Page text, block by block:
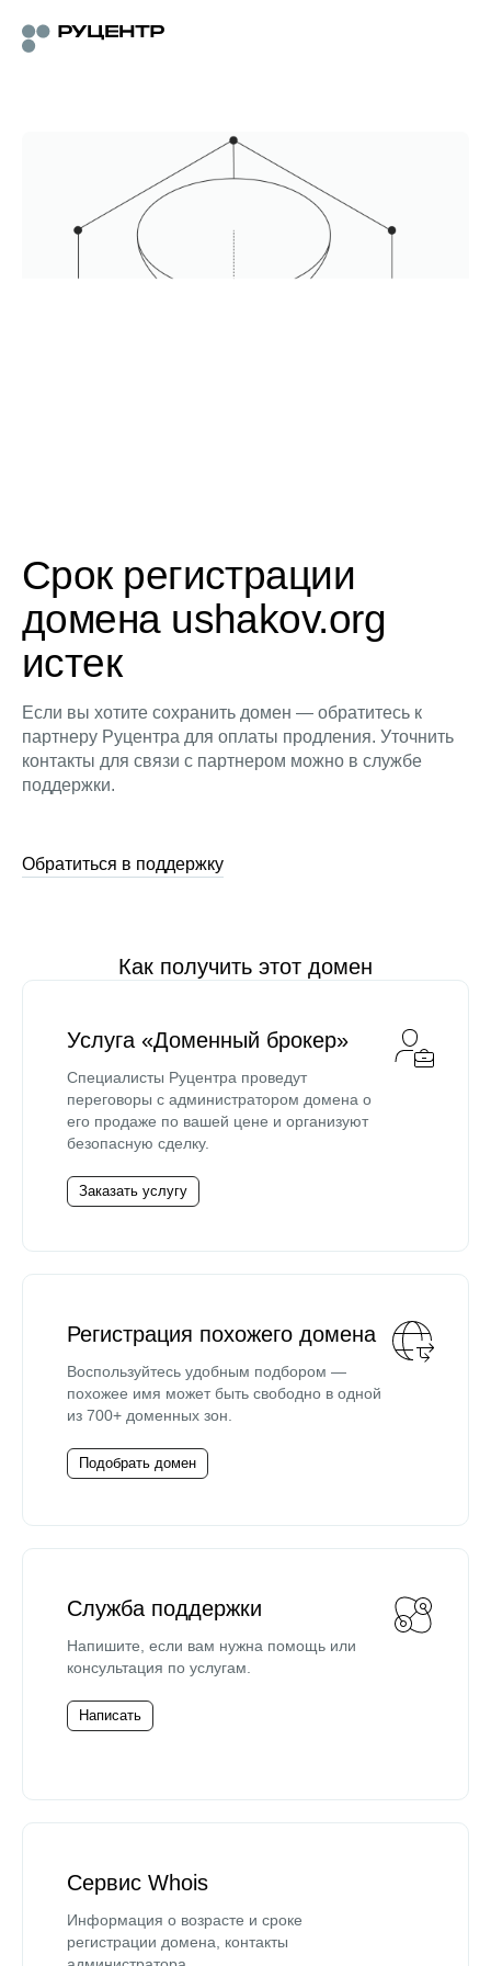
Срок регистрации
домена ushakov.org
истек
Если вы хотите сохранить домен — обратитесь к
партнеру Руцентра для оплаты продления. Уточнить
контакты для связи с партнером можно в службе
поддержки.
Обратиться в поддержку
Как получить этот домен
Услуга «Доменный брокер»
Специалисты Руцентра проведут
переговоры с администратором домена о
его продаже по вашей цене и организуют
безопасную сделку.
Заказать услугу
Регистрация похожего домена
Воспользуйтесь удобным подбором —
похожее имя может быть свободно в одной
из 700+ доменных зон.
Подобрать домен
Служба поддержки
Напишите, если вам нужна помощь или
консультация по услугам.
Написать
Сервис Whois
Информация о возрасте и сроке
регистрации домена, контакты